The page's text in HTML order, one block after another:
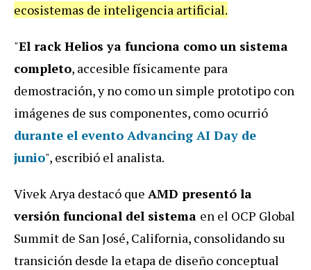
ecosistemas de inteligencia artificial.
"El rack Helios ya funciona como un sistema
completo, accesible físicamente para
demostración, y no como un simple prototipo con
imágenes de sus componentes, como ocurrió
durante el evento Advancing AI Day de
junio", escribió el analista.
Vivek Arya destacó que AMD presentó la
versión funcional del sistema en el OCP Global
Summit de San José, California, consolidando su
transición desde la etapa de diseño conceptual